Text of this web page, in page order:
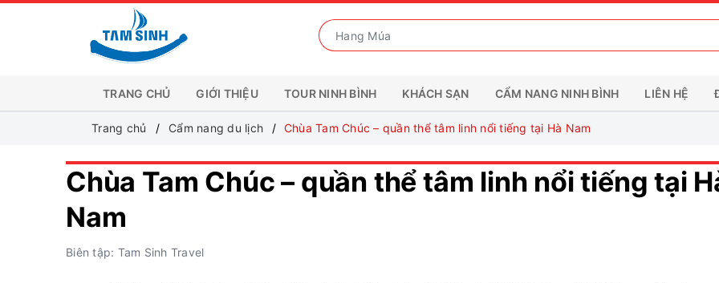
TRANG CHỦ GIỚI THIỆU TOUR NINH BÌNH KHÁCH SẠN CẨM NANG NINH BÌNH LIÊN HỆ
Trang chủ Cẩm nang du lịch Chùa Tam Chúc – quần thể tâm linh nổi tiếng tại Hà Nam
Chùa Tam Chúc – quần thể tâm linh nổi tiếng tại
Nam
Biên tập: Tam Sinh Travel